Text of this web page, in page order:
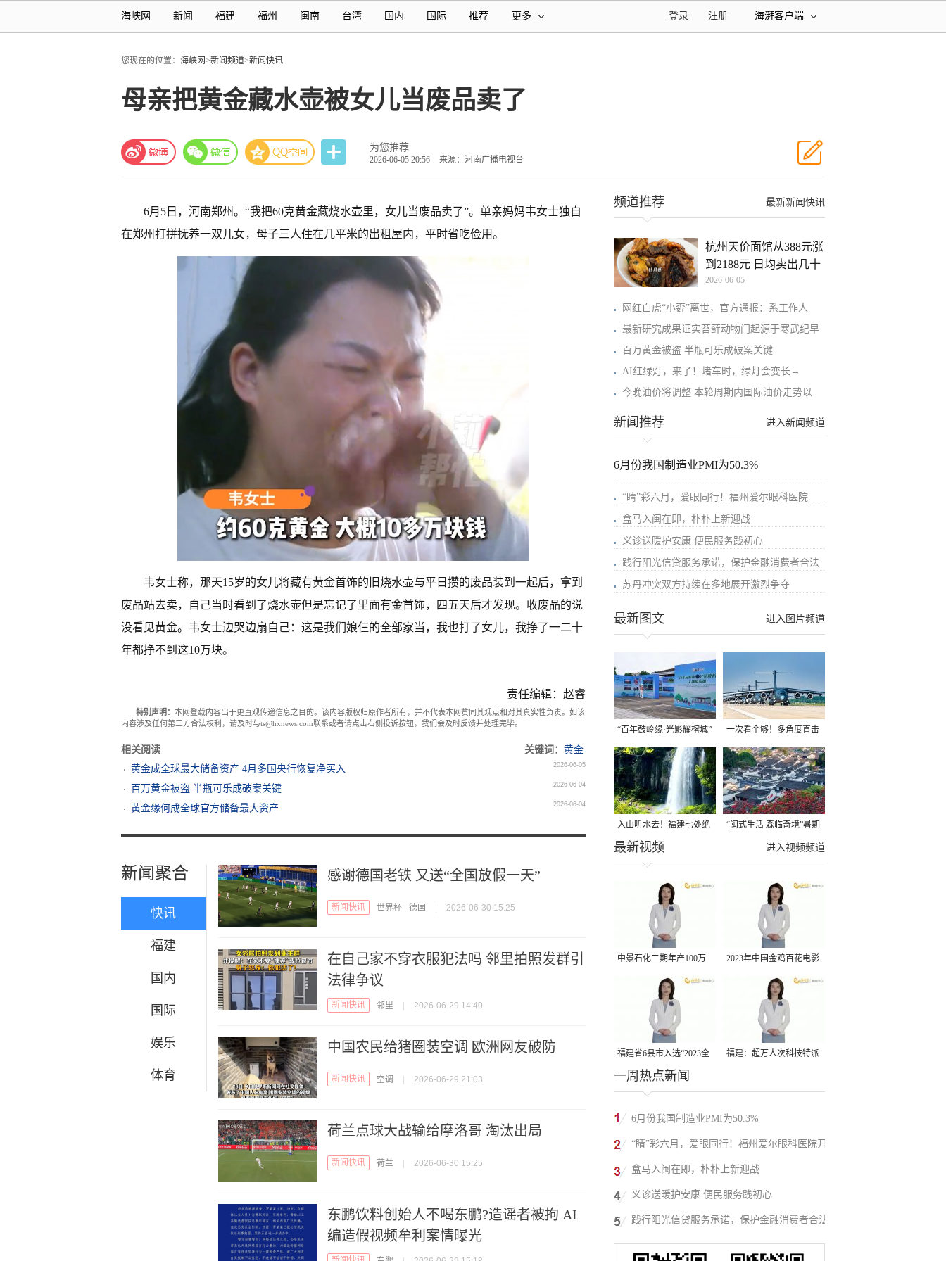
海峡网 新闻 福建 福州 闽南 台湾 国内 国际 推荐 更多 海湃客户端
注册
登录
您现在的位置： 海峡网>新闻频道>新闻快讯
母亲把黄金藏水壶被女儿当废品卖了
为您推荐
2026-06-05 20:56 来源：河南广播电视台
6月5日，河南郑州。“我把60克黄金藏烧水壶里，女儿当废品卖了”。单亲妈妈韦女士独自
在郑州打拼抚养一双儿女，母子三人住在几平米的出租屋内，平时省吃俭用。
韦女士称，那天15岁的女儿将藏有黄金首饰的旧烧水壶与平日攒的废品装到一起后，拿到
废品站去卖，自己当时看到了烧水壶但是忘记了里面有金首饰，四五天后才发现。收废品的说
没看见黄金。韦女士边哭边扇自己：这是我们娘仨的全部家当，我也打了女儿，我挣了一二十
年都挣不到这10万块。
责任编辑：赵睿
特别声明： 本网登载内容出于更直观传递信息之目的。该内容版权归原作者所有，并不代表本网赞同其观点和对其真实性负责。如该
内容涉及任何第三方合法权利，请及时与ts@hxnews.com联系或者请点击右侧投诉按钮，我们会及时反馈并处理完毕。
相关阅读 关键词： 黄金
黄金成全球最大储备资产 4月多国央行恢复净买入
2026-06-05
百万黄金被盗 半瓶可乐成破案关键 2026-06-04
黄金缘何成全球官方储备最大资产 2026-06-04
新闻聚合
快讯
福建
国内
国际
娱乐
体育
感谢德国老铁 又送“全国放假一天”
新闻快讯 世界杯 德国 2026-06-30 15:25
在自己家不穿衣服犯法吗 邻里拍照发群引
法律争议
新闻快讯 邻里 2026-06-29 14:40
中国农民给猪圈装空调 欧洲网友破防
新闻快讯 空调 2026-06-29 21:03
荷兰点球大战输给摩洛哥 淘汰出局
新闻快讯 荷兰 2026-06-30 15:25
东鹏饮料创始人不喝东鹏?造谣者被拘 AI
编造假视频牟利案情曝光
最新新闻快讯
频道推荐
杭州天价面馆从388元涨
到2188元 日均卖出几十
2026-06-05
网红白虎“小孬”离世，官方通报：系工作人
最新研究成果证实苔藓动物门起源于寒武纪早
百万黄金被盗 半瓶可乐成破案关键
AI红绿灯，来了！堵车时，绿灯会变长→
今晚油价将调整 本轮周期内国际油价走势以
进入新闻频道
新闻推荐
6月份我国制造业PMI为50.3%
“睛”彩六月，爱眼同行！福州爱尔眼科医院
盒马入闽在即，朴朴上新迎战
义诊送暖护安康 便民服务践初心
践行阳光信贷服务承诺，保护金融消费者合法
苏丹冲突双方持续在多地展开激烈争夺
进入图片频道
最新图文
“百年鼓岭缘·光影耀榕城”
摄影展在鼓岭开展
一次看个够！多角度直击
运-20硬核场面
入山听水去！福建七处绝
美瀑布，清凉整个夏天
“闽式生活 森临奇境”暑期
文旅惠民礼包来了进入视频频道
最新视频
中景石化二期年产100万
吨丙烷脱氢项目建成中交
2023年中国金鸡百花电影
节有福电影巡展31日启动
福建省6县市入选“2023全
国县域发展潜力百强县”
福建：超万人次科技特派
一周热点新闻
6月份我国制造业PMI为50.3%
“睛”彩六月，爱眼同行！福州爱尔眼科医院开
展“爱眼月”系列公益活动
盒马入闽在即，朴朴上新迎战
义诊送暖护安康 便民服务践初心
践行阳光信贷服务承诺，保护金融消费者合法
权益